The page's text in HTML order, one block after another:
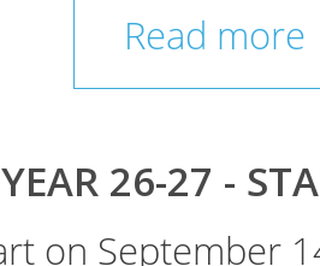
Read more
26-27 -
on September